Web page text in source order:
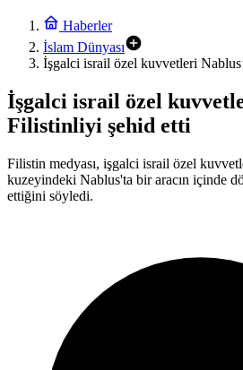
Haberler
İslam Dünyası
İşgalci israil özel kuvvetleri
İşgalci israil özel
Filistinliyi şehid etti
Filistin medyası, işgalci israil özel
kuzeyindeki Nablus'ta bir aracın içinde
ettiğini söyledi.